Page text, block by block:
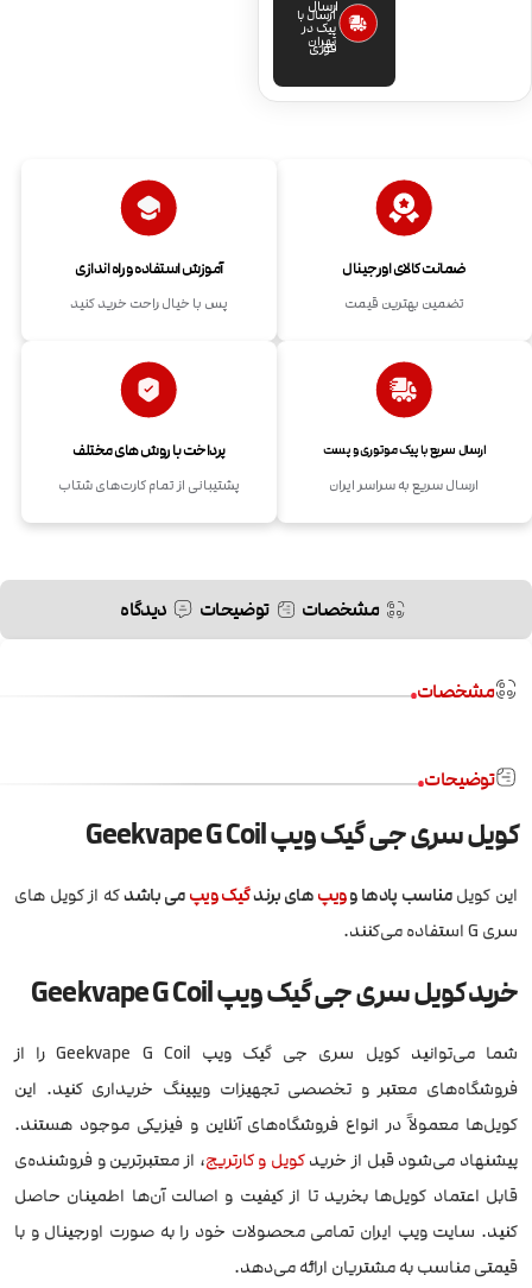
ارسال
فوری
ارسال با
پیک در
تهران
ضمانت کالای اورجینال
تضمین بهترین قیمت
آموزش استفاده و راه اندازی
پس با خیال راحت خرید کنید
ارسال سریع با پیک موتوری و پست
ارسال سریع به سراسر ایران
پرداخت با روش های مختلف
پشتیبانی از تمام کارت‌های شتاب
مشخصات توضیحات دیدگاه
مشخصات
توضیحات
کویل سری جی گیک ویپ Geekvape G Coil
این کویلمناسب پادها وویپهای برندگیک ویپمی باشدکه از کویل های
سری G استفاده می‌کنند.
خرید کویل سری جی گیک ویپ Geekvape G Coil
شما می‌توانید کویل سری جی گیک ویپ Geekvape G Coil را از
فروشگاه‌های معتبر و تخصصی تجهیزات ویپینگ خریداری کنید. این
کویل‌ها معمولاً در انواع فروشگاه‌های آنلاین و فیزیکی موجود هستند.
پیشنهاد می‌شود قبل از خریدکویل و کارتریج، از معتبرترین و فروشنده‌ی
قابل اعتماد کویل‌ها بخرید تا از کیفیت و اصالت آن‌ها اطمینان حاصل
کنید. سایت ویپ ایران تمامی محصولات خود را به صورت اورجینال و با
قیمتی مناسب به مشتریان ارائه می‌دهد.